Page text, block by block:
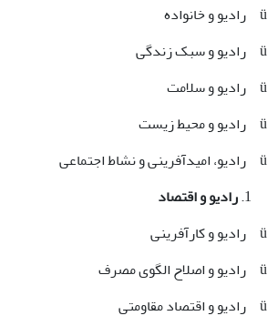
ü رادیو و خانواده
ü رادیو و سبک زندگی
ü رادیو و سلامت
ü رادیو و محیط‌ زیست
ü رادیو، امید‌آفرینی و نشاط اجتماعی
رادیو و اقتصاد
ü رادیو و کارآفرینی
ü رادیو و اصلاح الگوی مصرف
ü رادیو و اقتصاد مقاومتی